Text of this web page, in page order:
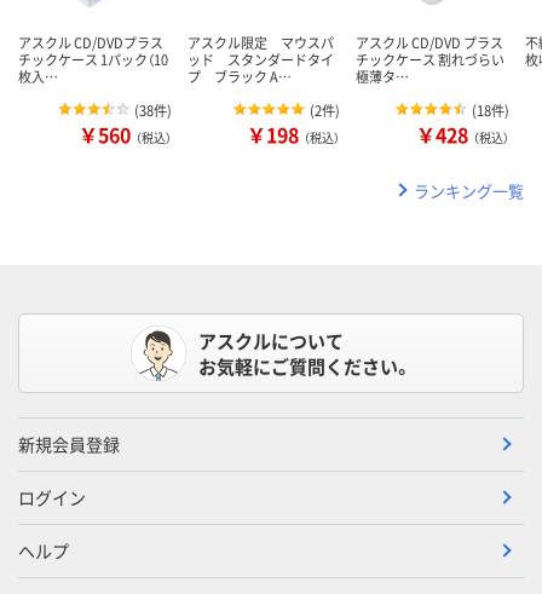
アスクル CD/DVDプラス
チックケース 1パック（10
枚入…
(38件)
￥560 （税込）
アスクル限定 マウスパ
ッド スタンダードタイ
プ ブラック A…
(2件)
￥198 （税込）
アスクル CD/DVD プラス
チックケース 割れづらい
極薄タ…
(18件)
￥428 （税込）
枚
ランキング一覧
アスクルについて
お気軽にご質問ください。
新規会員登録
ログイン
ヘルプ